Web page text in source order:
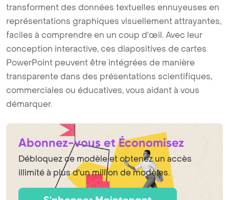
transforment des données textuelles ennuyeuses en
représentations graphiques visuellement attrayantes,
faciles à comprendre en un coup d'œil. Avec leur
conception interactive, ces diapositives de cartes
PowerPoint peuvent être intégrées de manière
transparente dans des présentations scientifiques,
commerciales ou éducatives, vous aidant à vous
démarquer.
Abonnez-vous et Économisez
Débloquez ce modèle et obtenez un accès
illimité à plus d'un million de modèles.